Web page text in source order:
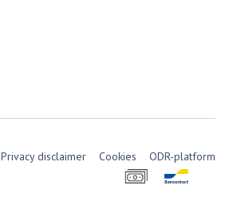
Privacy disclaimer Cookies ODR-platform